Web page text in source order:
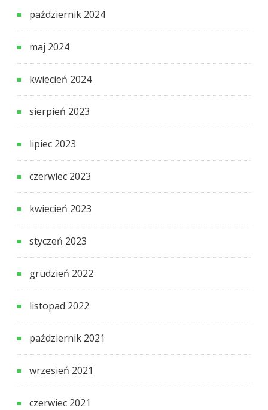
październik 2024
maj 2024
kwiecień 2024
sierpień 2023
lipiec 2023
czerwiec 2023
kwiecień 2023
styczeń 2023
grudzień 2022
listopad 2022
październik 2021
wrzesień 2021
czerwiec 2021